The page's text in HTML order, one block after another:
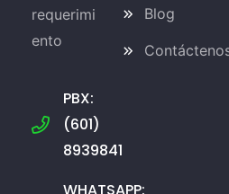
requerimi
ento
PBX:
(601)
8939841
Blog